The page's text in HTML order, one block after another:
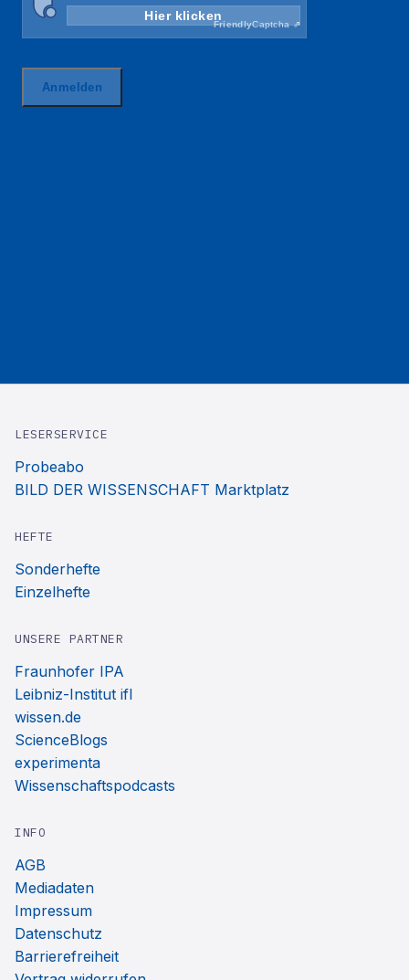
LESERSERVICE
Probeabo
BILD DER WISSENSCHAFT Marktplatz
HEFTE
Sonderhefte
Einzelhefte
UNSERE PARTNER
Fraunhofer IPA
Leibniz-Institut ifl
wissen.de
ScienceBlogs
experimenta
Wissenschaftspodcasts
INFO
AGB
Mediadaten
Impressum
Datenschutz
Barrierefreiheit